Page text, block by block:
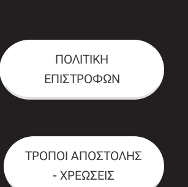
ΠΟΛΙΤΙΚΗ
ΕΠΙΣΤΡΟΦΩΝ
ΤΡΟΠΟΙ ΑΠΟΣΤΟΛΗΣ
- ΧΡΕΩΣΕΙΣ